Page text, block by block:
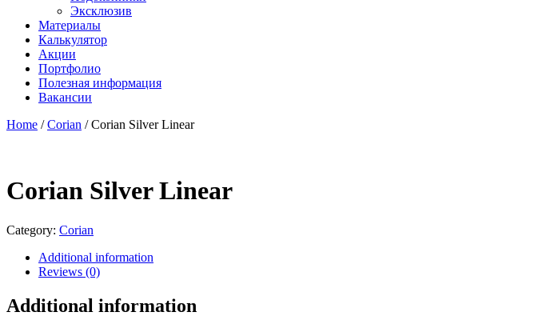
Эксклюзив
Материалы
Калькулятор
Акции
Портфолио
Полезная информация
Вакансии
Home /Corian / Corian Silver Linear
Corian Silver Linear
Category: Corian
Additional information
Reviews (0)
Additional information